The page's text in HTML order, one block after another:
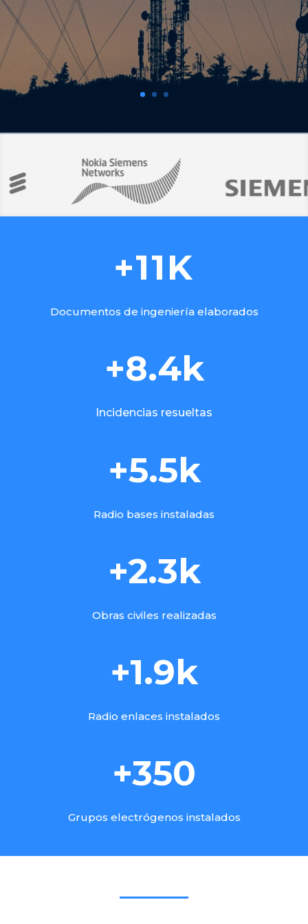
+11K
Documentos de ingeniería elaborados
+8.4k
Incidencias resueltas
+5.5k
Radio bases instaladas
+2.3k
Obras civiles realizadas
+1.9k
Radio enlaces instalados
+350
Grupos electrógenos instalados